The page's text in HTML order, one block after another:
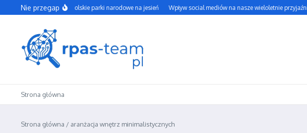
Przejdź do treści
Nie przegap
Najpiękniejsze polskie parki narodowe na jesień Wpływ social mediów na nasze wieloletnie przyjaźnie
Strona główna
Strona główna / aranżacja wnętrz minimalistycznych